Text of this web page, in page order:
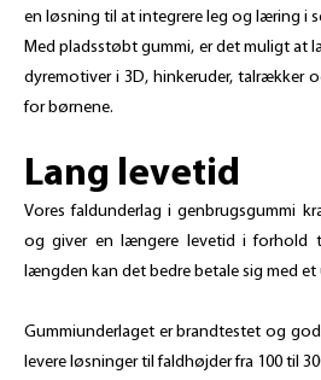
en løsning til at integrere leg og læring i
Med pladsstøbt gummi, er det muligt at
dyremotiver i 3D, hinkeruder, talrækker
for børnene.
Lang levetid
Vores faldunderlag i genbrugsgummi
og giver en længere levetid i forhold
længden kan det bedre betale sig med et
Gummiunderlaget erbrandtestet og
levere løsninger til faldhøjder fra 100 til